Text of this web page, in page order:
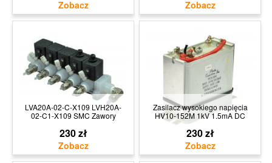
LVA20A-02-C-X109 LVH20A-
02-C1-X109 SMC Zawory
230 zł
Zasilacz wysokiego napięcia
HV10-152M 1kV 1.5mA DC
230 zł